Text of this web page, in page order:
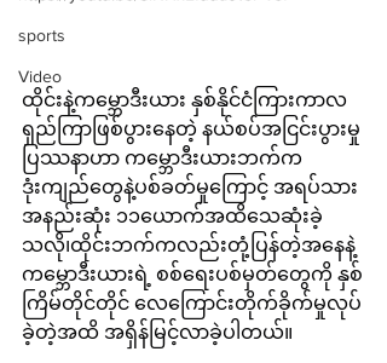
sports
Video
ထိုင်းနဲ့ကမ္ဘောဒီးယား နှစ်နိုင်ငံကြားကာလ
ရှည်ကြာဖြစ်ပွားနေတဲ့ နယ်စပ်အငြင်းပွားမှု
ပြဿနာဟာ ကမ္ဘောဒီးယားဘက်က
ဒုံးကျည်တွေနဲ့ပစ်ခတ်မှုကြောင့် အရပ်သား
အနည်းဆုံး ၁၁ယောက်အထိသေဆုံးခဲ့
သလို၊ထိုင်းဘက်ကလည်းတုံ့ပြန်တဲ့အနေနဲ့
ကမ္ဘောဒီးယားရဲ့ စစ်ရေးပစ်မှတ်တွေကို နှစ်
ကြိမ်တိုင်တိုင် လေကြောင်းတိုက်ခိုက်မှုလုပ်
ခဲ့တဲ့အထိ အရှိန်မြင့်လာခဲ့ပါတယ်။